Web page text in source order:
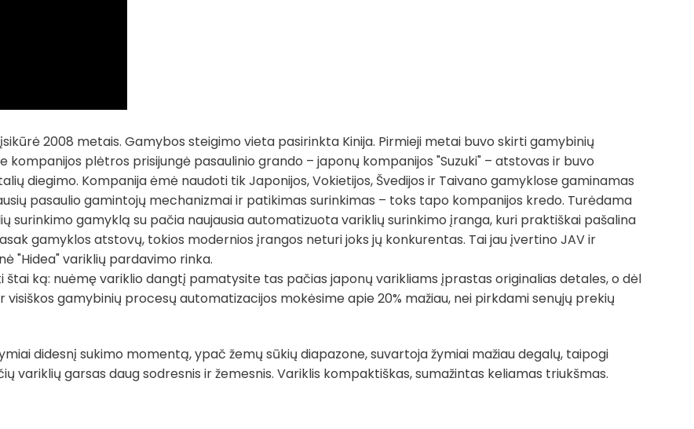
2008 metais. Gamybos steigimo vieta pasirinkta Kinija. Pirmieji metai buvo skirti gamybinių
kompanijos plėtros prisijungė pasaulinio grando – japonų kompanijos "Suzuki" – atstovas ir buvo
diegimo. Kompanija ėmė naudoti tik Japonijos, Vokietijos, Švedijos ir Taivano gamyklose gaminamas
pasaulio gamintojų mechanizmai ir patikimas surinkimas – toks tapo kompanijos kredo. Turėdama
surinkimo gamyklą su pačia naujausia automatizuota variklių surinkimo įranga, kuri praktiškai pašalina
gamyklos atstovų, tokios modernios įrangos neturi joks jų konkurentas. Tai jau įvertino JAV ir
"Hidea" variklių pardavimo rinka.
ką: nuėmę variklio dangtį pamatysite tas pačias japonų varikliams įprastas originalias detales, o dėl
gamybinių procesų automatizacijos mokėsime apie 20% mažiau, nei pirkdami senųjų prekių
didesnį sukimo momentą, ypač žemų sūkių diapazone, suvartoja žymiai mažiau degalų, taipogi
variklių garsas daug sodresnis ir žemesnis. Variklis kompaktiškas, sumažintas keliamas triukšmas.